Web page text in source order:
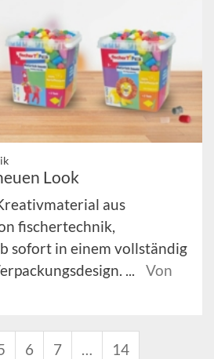
Look
aus
fischertechnik,
sofort in einem vollständig
...
Von
6 7 14